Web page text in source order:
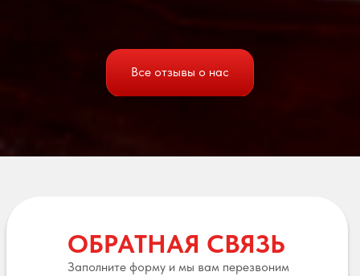
Все отзывы о нас
ОБРАТНАЯ СВЯЗЬ
Заполните форму и мы вам перезвоним